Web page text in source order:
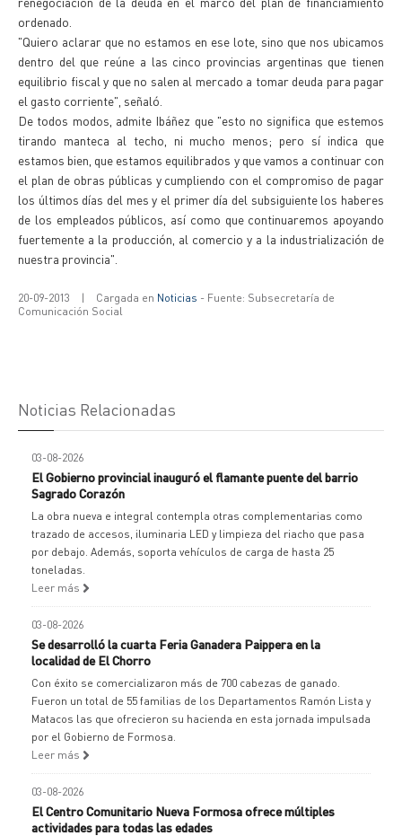
ordenado.
"Quiero aclarar que no estamos en ese lote, sino que nos ubicamos
dentro del que reúne a las cinco provincias argentinas que tienen
equilibrio fiscal y que no salen al mercado a tomar deuda para pagar
el gasto corriente", señaló.
De todos modos, admite Ibáñez que "esto no significa que estemos
tirando manteca al techo, ni mucho menos; pero sí indica que
estamos bien, que estamos equilibrados y que vamos a continuar con
el plan de obras públicas y cumpliendo con el compromiso de pagar
los últimos días del mes y el primer día del subsiguiente los haberes
de los empleados públicos, así como que continuaremos apoyando
fuertemente a la producción, al comercio y a la industrialización de
nuestra provincia".
20-09-2013 | Cargada en Noticias - Fuente: Subsecretaría de
Comunicación Social
Noticias Relacionadas
03-08-2026
El Gobierno provincial inauguró el flamante puente del barrio
Sagrado Corazón
La obra nueva e integral contempla otras complementarias como
trazado de accesos, iluminaria LED y limpieza del riacho que pasa
por debajo. Además, soporta vehículos de carga de hasta 25
toneladas.
Leer más
03-08-2026
Se desarrolló la cuarta Feria Ganadera Paippera en la
localidad de El Chorro
Con éxito se comercializaron más de 700 cabezas de ganado.
Fueron un total de 55 familias de los Departamentos Ramón Lista y
Matacos las que ofrecieron su hacienda en esta jornada impulsada
por el Gobierno de Formosa.
Leer más
03-08-2026
El Centro Comunitario Nueva Formosa ofrece múltiples
actividades para todas las edades